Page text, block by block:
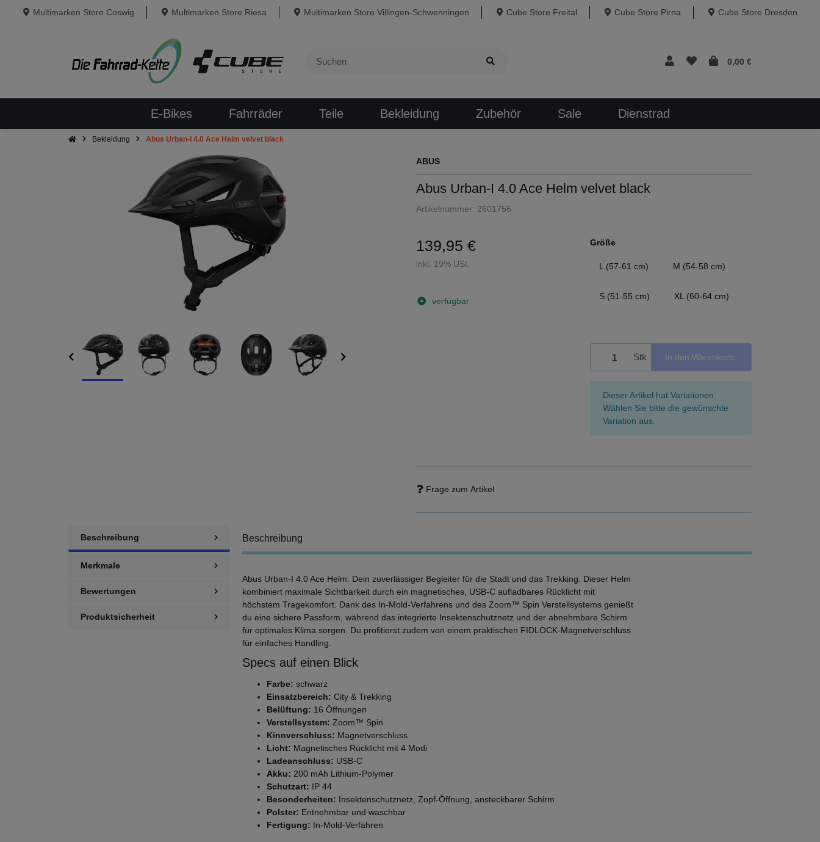
Multimarken Store Coswig Multimarken Store Riesa Multimarken Store Villingen-Schwenningen Cube Store Freital Cube Store Pirna Cube Store Dresden
0,00 €
E-Bikes Fahrräder Teile Bekleidung Zubehör Sale Dienstrad
Bekleidung Abus Urban-I 4.0 Ace Helm velvet black
ABUS
Abus Urban-I 4.0 Ace Helm velvet black
Artikelnummer: 2601756
139,95 €
inkl. 19% USt.
verfügbar
Größe
L (57-61 cm) M (54-58 cm)
S (51-55 cm) XL (60-64 cm)
Stk In den Warenkorb
x
Dieser Artikel hat Variationen.
Wählen Sie bitte die gewünschte
Variation aus.
Frage zum Artikel
Beschreibung
Merkmale
Bewertungen
Produktsicherheit
Beschreibung
Abus Urban-I 4.0 Ace Helm: Dein zuverlässiger Begleiter für die Stadt und das Trekking. Dieser Helm
kombiniert maximale Sichtbarkeit durch ein magnetisches, USB-C aufladbares Rücklicht mit
höchstem Tragekomfort. Dank des In-Mold-Verfahrens und des Zoom™ Spin Verstellsystems genießt
du eine sichere Passform, während das integrierte Insektenschutznetz und der abnehmbare Schirm
für optimales Klima sorgen. Du profitierst zudem von einem praktischen FIDLOCK-Magnetverschluss
für einfaches Handling.
Specs auf einen Blick
Farbe: schwarz
Einsatzbereich: City & Trekking
Belüftung: 16 Öffnungen
Verstellsystem: Zoom™ Spin
Kinnverschluss: Magnetverschluss
Licht: Magnetisches Rücklicht mit 4 Modi
Ladeanschluss: USB-C
Akku: 200 mAh Lithium-Polymer
Schutzart: IP 44
Besonderheiten: Insektenschutznetz, Zopf-Öffnung, ansteckbarer Schirm
Polster: Entnehmbar und waschbar
Fertigung: In-Mold-Verfahren